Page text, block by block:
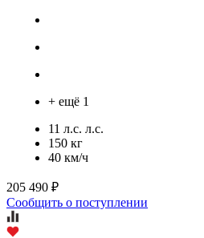
+ ещё 1
11 л.с. л.с.
150 кг
40 км/ч
205 490 ₽
Сообщить о поступлении